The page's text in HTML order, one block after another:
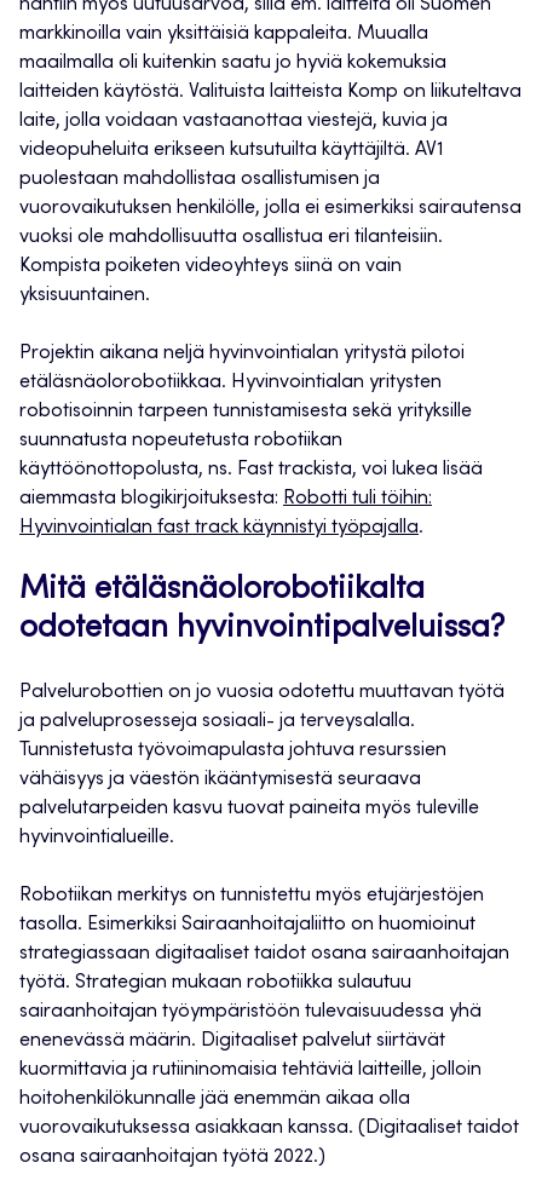
nähtiin myös uutuusarvoa, sillä em. laitteita oli Suomen
markkinoilla vain yksittäisiä kappaleita. Muualla
maailmalla oli kuitenkin saatu jo hyviä kokemuksia
laitteiden käytöstä. Valituista laitteista Komp on liikuteltava
laite, jolla voidaan vastaanottaa viestejä, kuvia ja
videopuheluita erikseen kutsutuilta käyttäjiltä. AV1
puolestaan mahdollistaa osallistumisen ja
vuorovaikutuksen henkilölle, jolla ei esimerkiksi sairautensa
vuoksi ole mahdollisuutta osallistua eri tilanteisiin.
Kompista poiketen videoyhteys siinä on vain
yksisuuntainen.
Projektin aikana neljä hyvinvointialan yritystä pilotoi
etäläsnäolorobotiikkaa. Hyvinvointialan yritysten
robotisoinnin tarpeen tunnistamisesta sekä yrityksille
suunnatusta nopeutetusta robotiikan
käyttöönottopolusta, ns. Fast trackista, voi lukea lisää
aiemmasta blogikirjoituksesta: Robotti tuli töihin:
Hyvinvointialan fast track käynnistyi työpajalla.
Mitä etäläsnäolorobotiikalta
odotetaan hyvinvointipalveluissa?
Palvelurobottien on jo vuosia odotettu muuttavan työtä
ja palveluprosesseja sosiaali- ja terveysalalla.
Tunnistetusta työvoimapulasta johtuva resurssien
vähäisyys ja väestön ikääntymisestä seuraava
palvelutarpeiden kasvu tuovat paineita myös tuleville
hyvinvointialueille.
Robotiikan merkitys on tunnistettu myös etujärjestöjen
tasolla. Esimerkiksi Sairaanhoitajaliitto on huomioinut
strategiassaan digitaaliset taidot osana sairaanhoitajan
työtä. Strategian mukaan robotiikka sulautuu
sairaanhoitajan työympäristöön tulevaisuudessa yhä
enenevässä määrin. Digitaaliset palvelut siirtävät
kuormittavia ja rutiininomaisia tehtäviä laitteille, jolloin
hoitohenkilökunnalle jää enemmän aikaa olla
vuorovaikutuksessa asiakkaan kanssa. (Digitaaliset taidot
osana sairaanhoitajan työtä 2022.)